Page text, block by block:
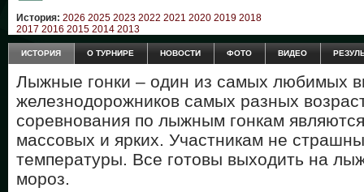
История: 2026 2025 2023 2022 2021 2020 2019 2018
2017 2016 2015 2014 2013
ИСТОРИЯ О ТУРНИРЕ НОВОСТИ ФОТО ВИДЕО
Лыжные гонки – один из самых любимых
железнодорожников самых разных
соревнования по лыжным гонкам
массовых и ярких. Участникам не
температуры. Все готовы выходить на
мороз.